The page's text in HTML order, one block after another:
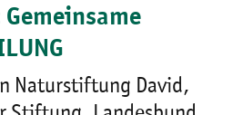
Naturstiftung David,